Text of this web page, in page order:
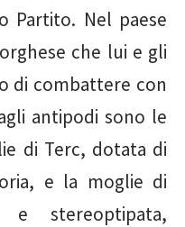
Partito. Nel paese
che lui e gli
di combattere con
antipodi sono le
di Terc, dotata di
e la moglie di
e stereoptipata,